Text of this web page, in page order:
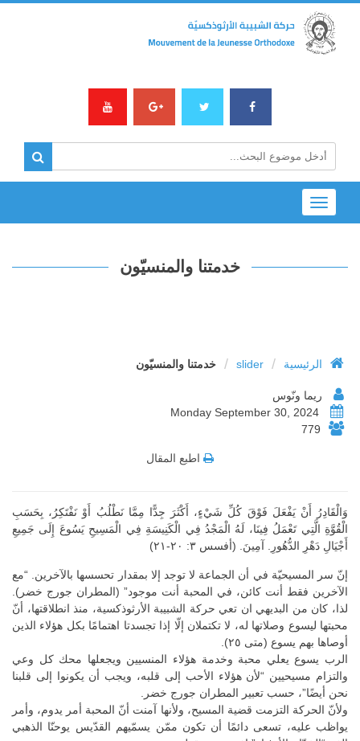
Toggle
navigation
خدمتنا والمنسيّون
الرئيسية /
slider
/ خدمتنا والمنسيّون
ريما ونّوس
779
اطبع المقال
وَالْقَادِرُ أَنْ يَفْعَلَ فَوْقَ كُلِّ شَيْءٍ، أَكْثَرَ جِدًّا مِمَّا نَطْلُبُ أَوْ نَفْتَكِرُ، بِحَسَبِ
الْقُوَّةِ الَّتِي تَعْمَلُ فِينَا، لَهُ الْمَجْدُ فِي الْكَنِيسَةِ فِي الْمَسِيحِ يَسُوعَ إِلَى جَمِيعِ
أَجْيَالِ دَهْرِ الدُّهُورِ. آمِينَ. (أفسس ٣: ٢٠-٢١)
إنّ سر المسيحيّة في أن الجماعة لا توجد إلا بمقدار تحسسها بالآخرين. “مع
الآخرين فقط أنت كائن، في المحبة أنت موجود” (المطران جورج خضر).
لذا، كان من البديهي ان تعي حركة الشبيبة الأرثوذكسية، منذ انطلاقتها، أنّ
محبتها ليسوع وصلاتها له، لا تكتملان إلّا إذا تجسدتا اهتمامًا بكل هؤلاء الذين
أوصاها بهم يسوع (متى ٢٥).
الرب يسوع يعلي محبة وخدمة هؤلاء المنسيين ويجعلها محك كل وعي
والتزام مسيحيين “لأن هؤلاء الأحب إلى قلبه، ويجب أن يكونوا إلى قلبنا
نحن أيضًا”، حسب تعبير المطران جورج خضر.
ولأنّ الحركة التزمت قضية المسيح، ولأنها آمنت أنّ المحبة أمر يدوم، وأمر
يواظب عليه، تسعى دائمًا أن تكون ممّن يسمّيهم القدّيس يوحنّا الذهبي